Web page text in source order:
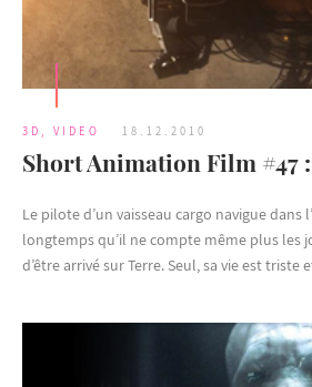
3D , VIDEO 18.12.2010
Short Animation Film #47 :
Le pilote d’un vaisseau cargo navigue dans
longtemps qu’il ne compte même plus les
d’être arrivé sur Terre. Seul, sa vie est triste